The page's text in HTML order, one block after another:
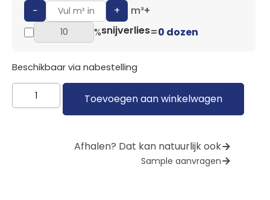
−
+ m²+
%snijverlies=0 dozen
Beschikbaar via nabestelling
Toevoegen aan winkelwagen
Afhalen? Dat kan natuurlijk ook
Sample aanvragen